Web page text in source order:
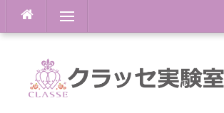
content
Menu